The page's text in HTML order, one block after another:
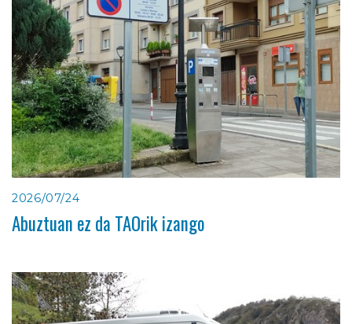
2026/07/24
Abuztuan ez da TAOrik izango